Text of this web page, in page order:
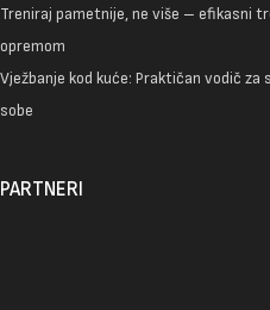
Treniraj pametnije, ne više – efikasni
opremom
Vježbanje kod kuće: Praktičan vodič
sobe
PARTNERI